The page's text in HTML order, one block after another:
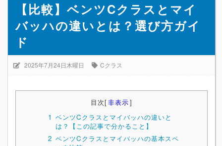
【比較】ベンツCクラスとマイ
バッハの違いとは？選び方ガイ
ド
2025年7月24日木曜日 Cクラス
目次[非表示]
1 ベンツCクラスとマイバッハの違いと
は？【この記事で分かること】
2 ベンツCクラスとマイバッハの基本スペ